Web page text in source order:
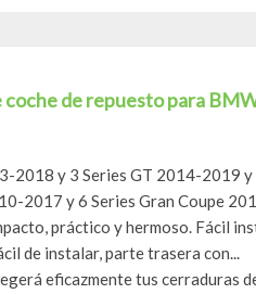
de repuesto para
2018 y 3 Series GT 2014-2019
2017 y 6 Series Gran Coupe
práctico y hermoso. Fácil
de instalar, parte trasera con...
eficazmente tus cerraduras